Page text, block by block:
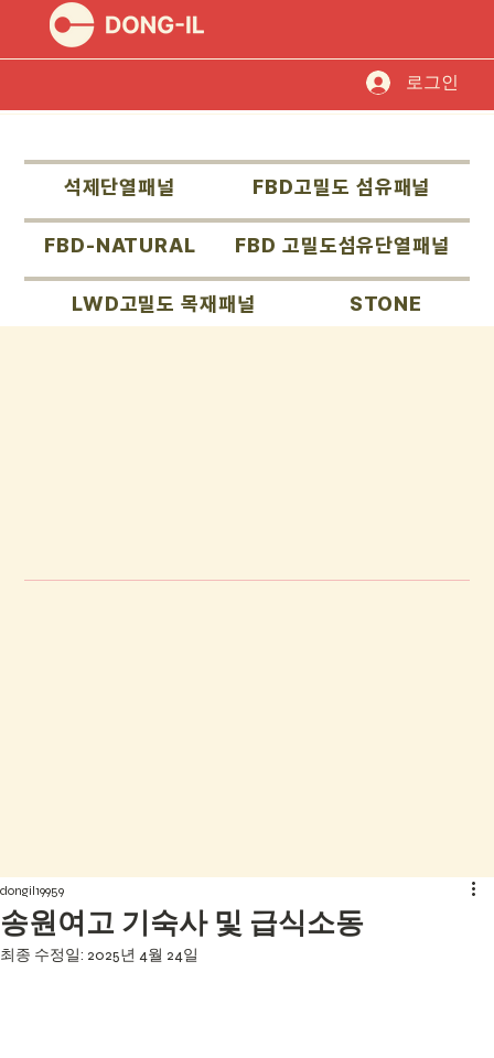
로그인
송원여고 기숙사 및 급식소동
dongil19959
최종 수정일: 2025년 4월 24일
석제단열패널 FBD고밀도 섬유패널
FBD-NATURAL FBD 고밀도섬유단열패널
LWD고밀도 목재패널 STONE